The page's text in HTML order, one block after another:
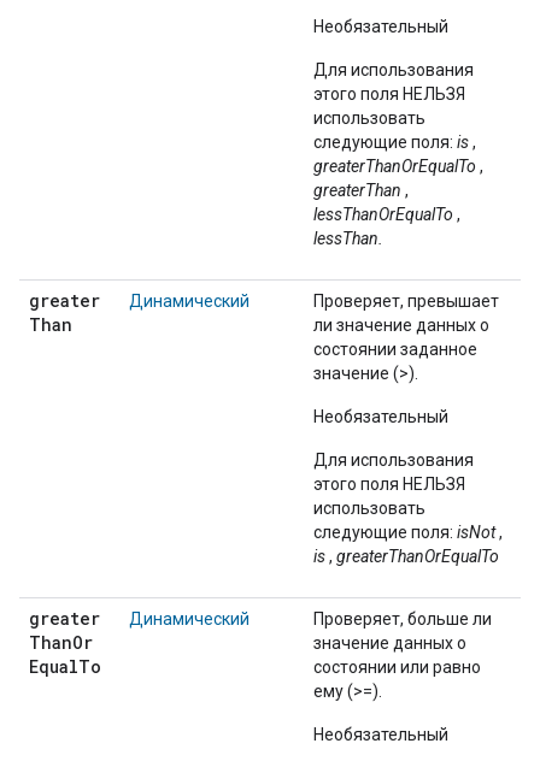
Необязательный
Для использования
этого поля НЕЛЬЗЯ
использовать
следующие поля: is,
greaterThanOrEqualTo ,
greaterThan ,
lessThanOrEqualTo ,
lessThan.
greater
Than
Динамический
Проверяет, превышает
ли значение данных о
состоянии заданное
значение (>).
Необязательный
Для использования
этого поля НЕЛЬЗЯ
использовать
следующие поля: isNot,
is, greaterThanOrEqualTo
greater
ThanOr
EqualTo
Динамический
Проверяет, больше ли
значение данных о
состоянии или равно
ему (>=).
Необязательный